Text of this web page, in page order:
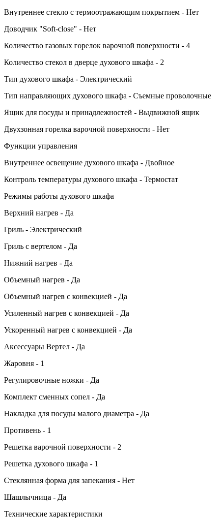
Внутреннее стекло с термоотражающим покрытием - Нет
Доводчик "Soft-close" - Нет
Количество газовых горелок варочной поверхности - 4
Количество стекол в дверце духового шкафа - 2
Тип духового шкафа - Электрический
Тип направляющих духового шкафа - Съемные проволочные
Ящик для посуды и принадлежностей - Выдвижной ящик
Двухзонная горелка варочной поверхности - Нет
Функции управления
Внутреннее освещение духового шкафа - Двойное
Контроль температуры духового шкафа - Термостат
Режимы работы духового шкафа
Верхний нагрев - Да
Гриль - Электрический
Гриль с вертелом - Да
Нижний нагрев - Да
Объемный нагрев - Да
Объемный нагрев с конвекцией - Да
Усиленный нагрев с конвекцией - Да
Ускоренный нагрев с конвекцией - Да
Аксессуары Вертел - Да
Жаровня - 1
Регулировочные ножки - Да
Комплект сменных сопел - Да
Накладка для посуды малого диаметра - Да
Противень - 1
Решетка варочной поверхности - 2
Решетка духового шкафа - 1
Стеклянная форма для запекания - Нет
Шашлычница - Да
Технические характеристики